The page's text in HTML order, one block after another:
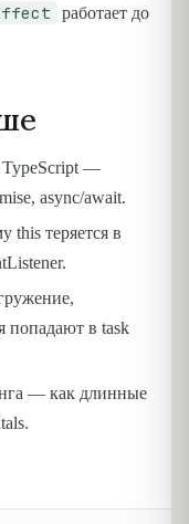
работает до
TypeScript —
async/await.
this теряется в
попадают в task
— как длинные